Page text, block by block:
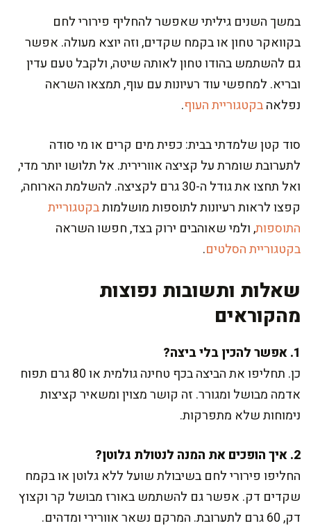
במשך השנים גיליתי שאפשר להחליף פירורי לחם
בקוואקר טחון או בקמח שקדים, וזה יוצא מעולה. אפשר
גם להשתמש בהודו טחון לאותה שיטה, ולקבל טעם עדין
ובריא. למחפשי עוד רעיונות עם עוף, תמצאו השראה
נפלאהבקטגוריית העוף.
סוד קטן שלמדתי בבית: כפית מים קרים או מי סודה
לתערובת שומרת על קציצה אוורירית. אל תלושו יותר מדי,
ואל תחצו את גודל ה-30 גרם לקציצה. להשלמת הארוחה,
קפצו לראות רעיונות לתוספות מושלמותבקטגוריית
התוספות, ולמי שאוהבים ירוק בצד, חפשו השראה
בקטגוריית הסלטים.
שאלות ותשובות נפוצות
מהקוראים
1. אפשר להכין בלי ביצה?
כן. תחליפו את הביצה בכף טחינה גולמית או 80 גרם תפוח
אדמה מבושל ומגורר. זה קושר מצוין ומשאיר קציצות
נימוחות שלא מתפרקות.
2. איך הופכים את המנה לנטולת גלוטן?
החליפו פירורי לחם בשיבולת שועל ללא גלוטן או בקמח
שקדים דק. אפשר גם להשתמש באורז מבושל קר וקצוץ
דק, 60 גרם לתערובת. המרקם נשאר אוורירי ומדהים.